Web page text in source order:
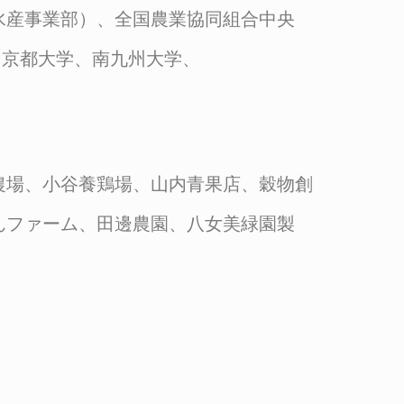
事業部）、全国農業協同組合中央
都大学、南九州大学、
、小谷養鶏場、 山内青果店、穀物創
ァーム、田邊農園、八女美緑園製